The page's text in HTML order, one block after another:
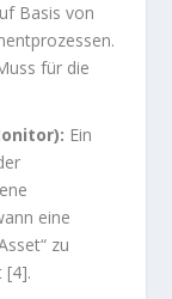
Basis von
für die
Ein
eine
zu
[4].